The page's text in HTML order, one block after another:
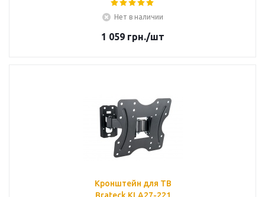
Нет в наличии
1 059 грн./шт
Кронштейн для ТВ